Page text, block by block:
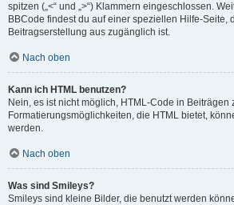
spitzen („<“ und „>“) Klammern eingeschlossen.
BBCode findest du auf einer speziellen Hilfe-Seite,
Beitragserstellung aus zugänglich ist.
Nach oben
Kann ich HTML benutzen?
Nein, es ist nicht möglich, HTML-Code in Beiträgen
Formatierungsmöglichkeiten, die HTML bietet,
werden.
Nach oben
Was sind Smileys?
Smileys sind kleine Bilder, die benutzt werden